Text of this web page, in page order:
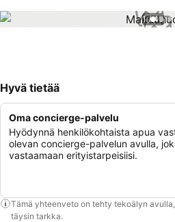
1 / 40
Hyvä tietää
Oma concierge-palvelu
Hyödynnä henkilökohtaista apua
olevan concierge-palvelun avulla,
vastaamaan erityistarpeisiisi.
Tämä yhteenveto on tehty tekoälyn
täysin tarkka.